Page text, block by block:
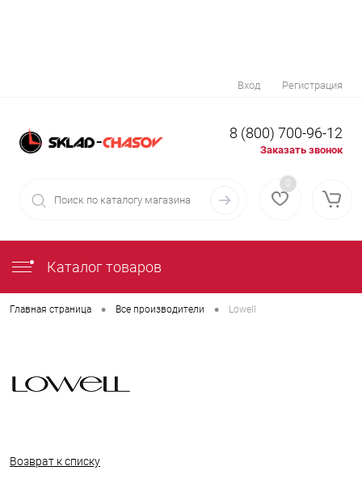
Вход Регистрация
8 (800) 700-96-12
Заказать звонок
0
Каталог товаров
Главная страница • Все производители • Lowell
Возврат к списку